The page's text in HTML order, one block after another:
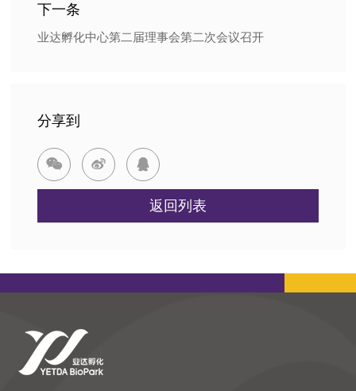
下一条
业达孵化中心第二届理事会第二次会议召开
分享到
  
返回列表